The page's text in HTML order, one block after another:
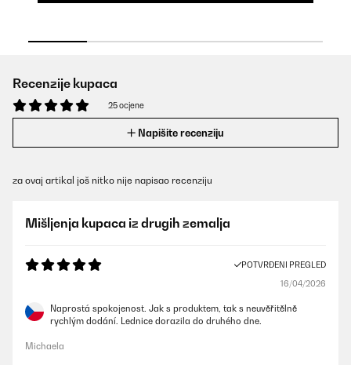
Recenzije kupaca
25 ocjene
Napišite recenziju
za ovaj artikal još nitko nije napisao recenziju
Mišljenja kupaca iz drugih zemalja
POTVRĐENI PREGLED
16/04/2026
Naprostá spokojenost. Jak s produktem, tak s neuvěřitělně
rychlým dodání. Lednice dorazila do druhého dne.
Michaela